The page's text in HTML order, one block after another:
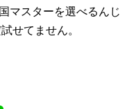
マスターを選べるんじ
せてません。